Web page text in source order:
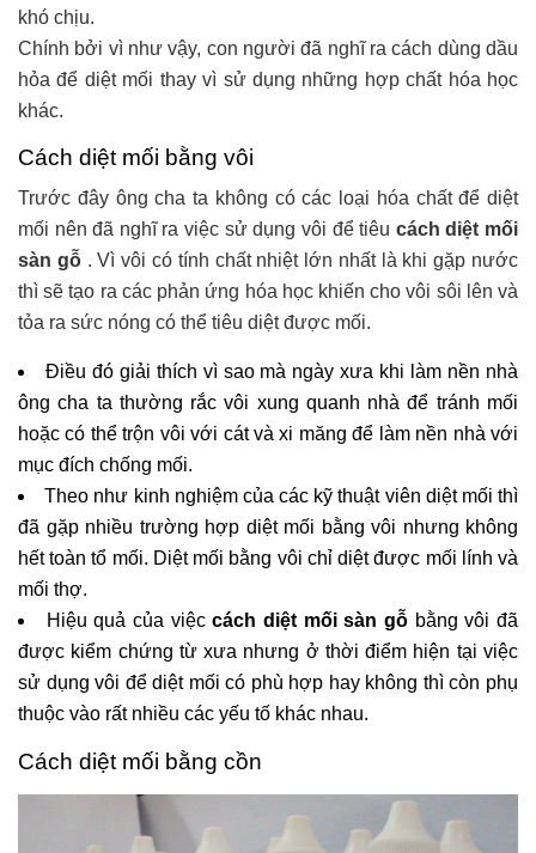
khó chịu.
Chính bởi vì như vậy, con người đã nghĩ ra cách dùng dầu
hỏa để diệt mối thay vì sử dụng những hợp chất hóa học
khác.
Cách diệt mối bằng vôi
Trước đây ông cha ta không có các loại hóa chất để diệt
mối nên đã nghĩ ra việc sử dụng vôi để tiêu cách diệt mối
sàn gỗ . Vì vôi có tính chất nhiệt lớn nhất là khi gặp nước
thì sẽ tạo ra các phản ứng hóa học khiến cho vôi sôi lên và
tỏa ra sức nóng có thể tiêu diệt được mối.
Điều đó giải thích vì sao mà ngày xưa khi làm nền nhà
ông cha ta thường rắc vôi xung quanh nhà để tránh mối
hoặc có thể trộn vôi với cát và xi măng để làm nền nhà với
mục đích chống mối.
Theo như kinh nghiệm của các kỹ thuật viên diệt mối thì
đã gặp nhiều trường hợp diệt mối bằng vôi nhưng không
hết toàn tổ mối. Diệt mối bằng vôi chỉ diệt được mối lính và
mối thợ.
Hiệu quả của việccách diệt mối sàn gỗ bằng vôi đã
được kiểm chứng từ xưa nhưng ở thời điểm hiện tại việc
sử dụng vôi để diệt mối có phù hợp hay không thì còn phụ
thuộc vào rất nhiều các yếu tố khác nhau.
Cách diệt mối bằng cồn